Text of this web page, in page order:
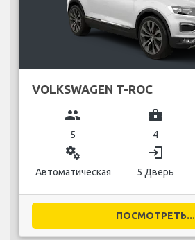
VOLKSWAGEN T-ROC
group
5
business_center
4
miscellaneous_services
Автоматическая
login
5 Дверь
ПОСМОТРЕТЬ...